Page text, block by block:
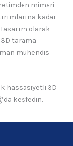
mimari
kadar
olarak
tarama
mühendis
hassasiyetli 3D
keşfedin.